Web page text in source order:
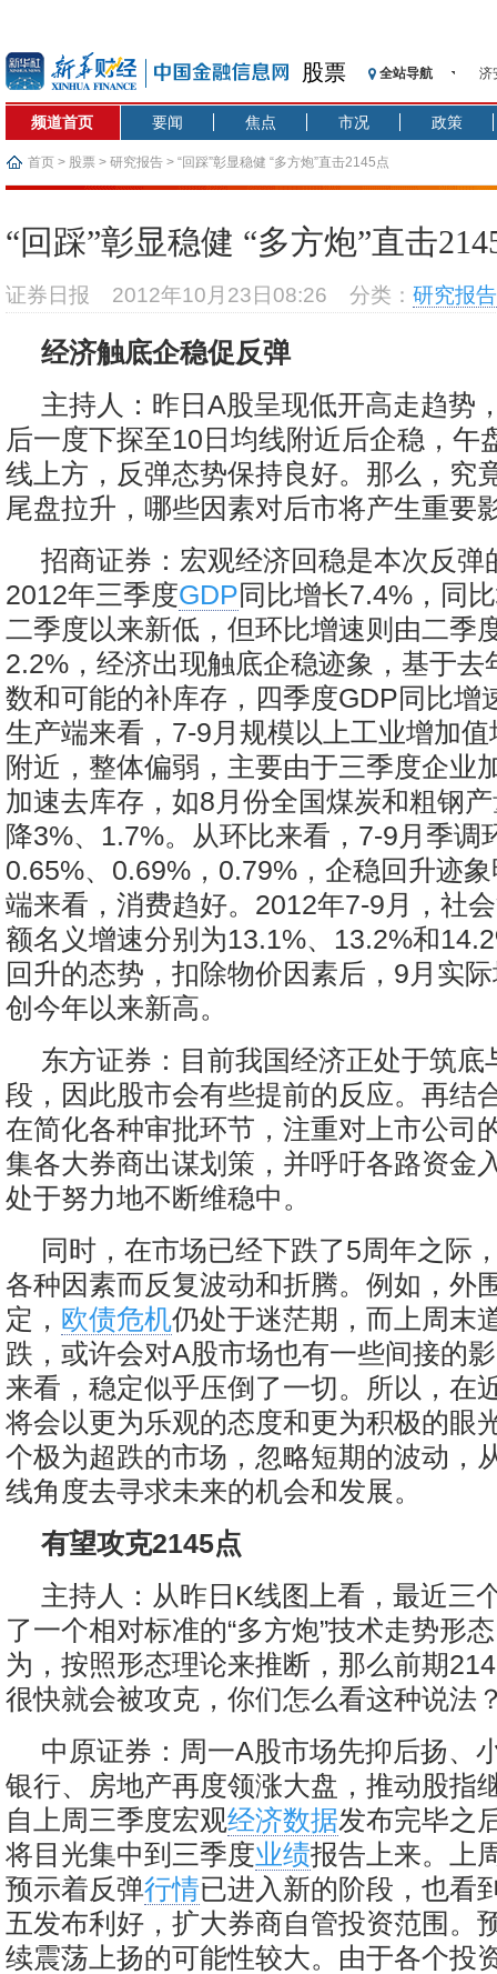
股票 全站导航
济
【
济
在
基
频道首页 要闻 焦点 市况 政策
首页 > 股票 > 研究报告 > “回踩”彰显稳健 “多方炮”直击2145点
“回踩”彰显稳健 “多方炮”直击
证券日报 2012年10月23日08:26 分类： 研究报告
经济触底企稳促反弹
主持人：昨日A股呈现低开高走趋势
后一度下探至10日均线附近后企稳，午
线上方，反弹态势保持良好。那么，究
尾盘拉升，哪些因素对后市将产生重要
招商证券：宏观经济回稳是本次反弹
2012年三季度GDP同比增长7.4%，同
二季度以来新低，但环比增速则由二季
2.2%，经济出现触底企稳迹象，基于去
数和可能的补库存，四季度GDP同比增
生产端来看，7-9月规模以上工业增加
附近，整体偏弱，主要由于三季度企业
加速去库存，如8月份全国煤炭和粗钢
降3%、1.7%。从环比来看，7-9月季调
0.65%、0.69%，0.79%，企稳回升迹
端来看，消费趋好。2012年7-9月，社
额名义增速分别为13.1%、13.2%和
回升的态势，扣除物价因素后，9月实
创今年以来新高。
东方证券：目前我国经济正处于筑底
段，因此股市会有些提前的反应。再结
在简化各种审批环节，注重对上市公司
集各大券商出谋划策，并呼吁各路资金
处于努力地不断维稳中。
同时，在市场已经下跌了5周年之际
各种因素而反复波动和折腾。例如，外
定， 欧债危机仍处于迷茫期，而上周末
跌，或许会对A股市场也有一些间接的
来看，稳定似乎压倒了一切。所以，在
将会以更为乐观的态度和更为积极的眼
个极为超跌的市场，忽略短期的波动，
线角度去寻求未来的机会和发展。
有望攻克2145点
主持人：从昨日K线图上看，最近三
了一个相对标准的“多方炮”技术走势形
为，按照形态理论来推断，那么前期
很快就会被攻克，你们怎么看这种说法
中原证券：周一A股市场先抑后扬、
银行、房地产再度领涨大盘，推动股指
自上周三季度宏观经济数据发布完毕之
将目光集中到三季度业绩报告上来。上
预示着反弹行情已进入新的阶段，也看
五发布利好，扩大券商自管投资范围。
续震荡上扬的可能性较大。由于各个投